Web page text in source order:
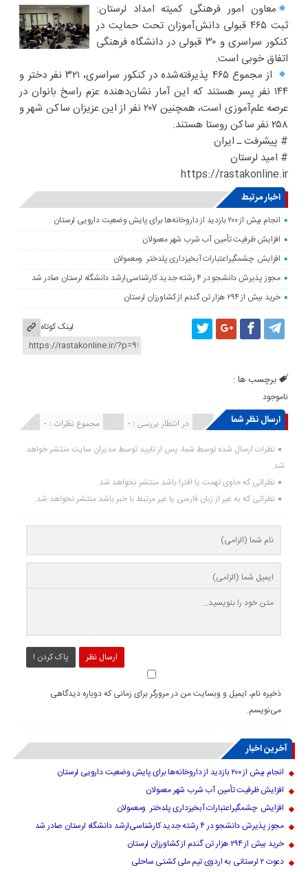
معاون امور فرهنگی کمیته امداد لرستان:
ثبت ۴۶۵ قبولی دانش‌آموزان تحت حمایت در
کنکور سراسری و ۳۰ قبولی در دانشگاه فرهنگی
اتفاق خوبی است‌.
از مجموع ۴۶۵ پذیرفته‌شده در کنکور سراسری، ۳۲۱ نفر دختر و
۱۴۴ نفر پسر هستند که این آمار نشان‌دهنده عزم راسخ بانوان در
عرصه علم‌آموزی است، همچنین ۲۰۷ نفر از این عزیزان ساکن شهر و
۲۵۸ نفر ساکن روستا هستند.
# پیشرفت ـ ایران
# امید لرستان
https://rastakonline.ir
اخبار مرتبط
انجام بیش از ۲۰۰ بازدید از داروخانه‌ها برای پایش وضعیت دارویی لرستان
افزایش ظرفیت تأمین آب شرب شهر معمولان
افزایش چشمگیراعتبارات آبخیزداری پلدختر ومعمولان
مجوز پذیرش دانشجو در ۴ رشته جدید کارشناسی‌ارشد دانشگاه لرستان صادر شد
خرید بیش از ۲۹۴ هزار تن گندم از کشاورزان لرستان
لینک کوتاه
برچسب ها :
ناموجود
ارسال نظر شما مجموع نظرات : 0 در انتظار بررسی : 0 انتشار یافته : ۰
نظرات ارسال شده توسط شما، پس از تایید توسط مدیران سایت منتشر خواهد
شد.
نظراتی که حاوی تهمت یا افترا باشد منتشر نخواهد شد.
نظراتی که به غیر از زبان فارسی یا غیر مرتبط با خبر باشد منتشر نخواهد شد.
ارسال نظر پاک کردن !
ذخیره نام، ایمیل و وبسایت من در مرورگر برای زمانی که دوباره دیدگاهی
می‌نویسم.
آخرین اخبار
انجام بیش از ۲۰۰ بازدید از داروخانه‌ها برای پایش وضعیت دارویی لرستان
افزایش ظرفیت تأمین آب شرب شهر معمولان
افزایش چشمگیراعتبارات آبخیزداری پلدختر ومعمولان
مجوز پذیرش دانشجو در ۴ رشته جدید کارشناسی‌ارشد دانشگاه لرستان صادر شد
خرید بیش از ۲۹۴ هزار تن گندم از کشاورزان لرستان
دعوت ۲ لرستانی به اردوی تیم ملی کشتی ساحلی